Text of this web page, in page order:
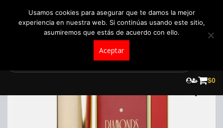
$0
Usamos cookies para asegurar que te damos la mejor
experiencia en nuestra web. Si continúas usando este sitio,
asumiremos que estás de acuerdo con ello.
Aceptar